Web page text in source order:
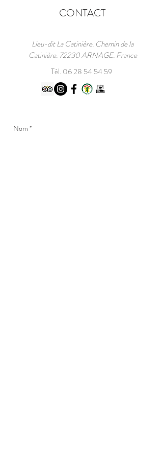
CONTACT
Lieu-dit La Catinière. Chemin de la
Catinière. 72230 ARNAGE. France
Tél. 06 28 54 54 59